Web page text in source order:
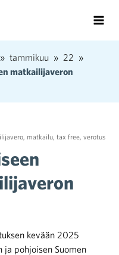
tammikuu
22
matkailijaveron
, matkailu, tax free, verotus
kevään 2025
pohjoisen Suomen